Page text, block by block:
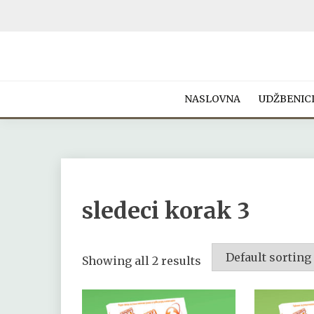
NEW AGENASLOVNA UDŽBENICI
sledeci korak 3
Showing all 2 results